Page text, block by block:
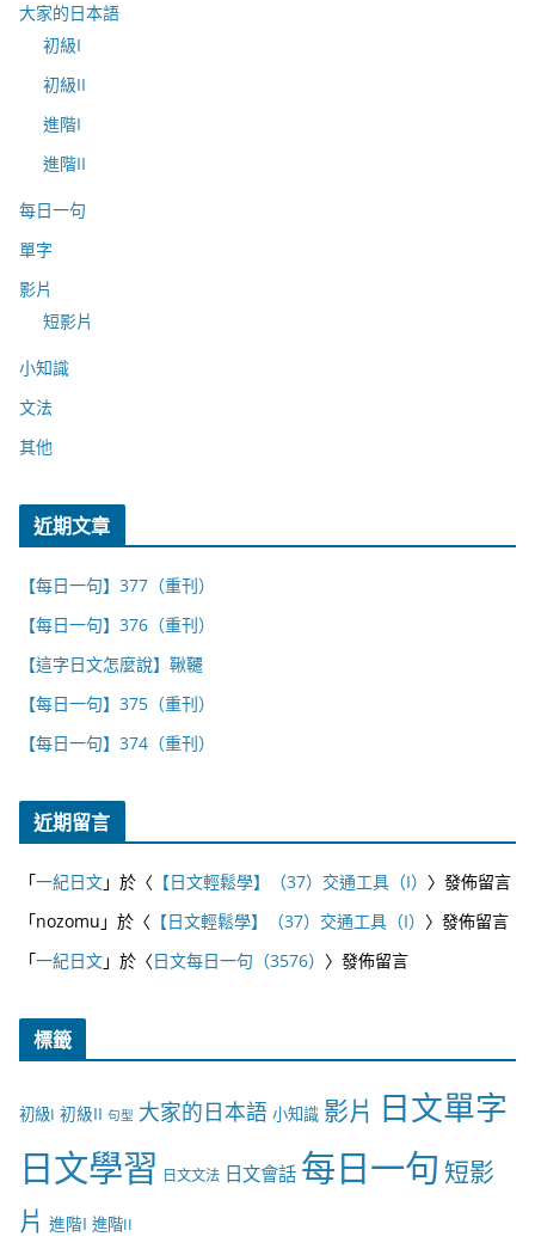
大家的日本語
初級I
初級II
進階I
進階II
每日一句
單字
影片
短影片
小知識
文法
其他
近期文章
【每日一句】377（重刊）
【每日一句】376（重刊）
【這字日文怎麼說】鞦韆
【每日一句】375（重刊）
【每日一句】374（重刊）
近期留言
「一紀日文」於〈 【日文輕鬆學】（37）交通工具（I） 〉發佈留言
「nozomu 」於〈 【日文輕鬆學】（37）交通工具（I） 〉發佈留言
「一紀日文」於〈日文每日一句（3576） 〉發佈留言
標籤
初級I 初級II 句型 大家的日本語 小知識 影片 日文單字
日文學習 日文文法 日文會話 每日一句 短影
片 進階I 進階II